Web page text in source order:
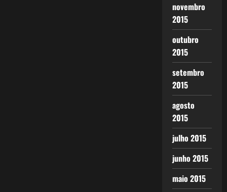
novembro
2015
outubro
2015
setembro
2015
agosto
2015
julho 2015
junho 2015
maio 2015